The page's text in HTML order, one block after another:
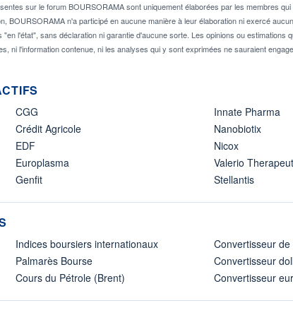
sur le forum BOURSORAMA sont uniquement élaborées par les membres
BOURSORAMA n'a participé en aucune manière à leur élaboration ni exercé
l'état", sans déclaration ni garantie d'aucune sorte. Les opinions ou
ni l'information contenue, ni les analyses qui y sont exprimées ne sauraient
CGG
Crédit Agricole
EDF
Europlasma
Genfit
Innate Pharma
Nanobiotix
Nicox
Valerio
Stellantis
Indices boursiers internationaux
Palmarès Bourse
Cours du Pétrole (Brent)
Convertisseur
Convertisseur
Convertisseur